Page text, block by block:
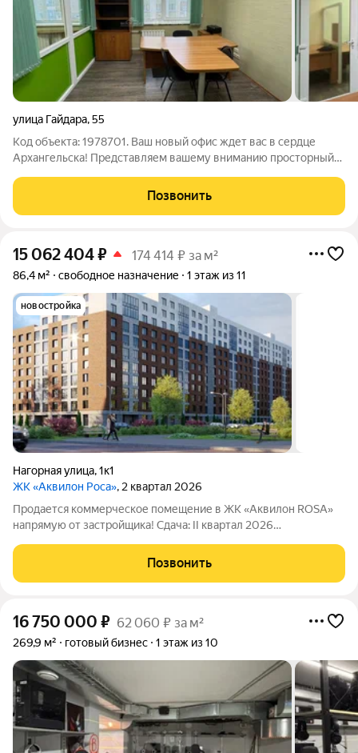
улица Гайдара,55
Код объекта: 1978701. Ваш новый офис ждет вас в сердце
Архангельска! Представляем вашему вниманию просторный
оборудованное пространство:
Позвонить
15 062 404₽ 174 414 ₽ за м²
86,4 м² свободное назначение 1 этаж из 11
новостройка
Нагорная улица,1к1
ЖК «Аквилон Роса», 2 квартал 2026
Продается коммерческое помещение в ЖК «Аквилон ROSA»
напрямую от застройщика! Сдача: II квартал 2026
назначение Отделка: Черновая Высота потолков: до 2,75 м
Класс энергоэффективности ЖК: А Количество
Позвонить
16 750 000 ₽ 62 060 ₽ за м²
269,9 м² готовый бизнес 1 этаж из 10